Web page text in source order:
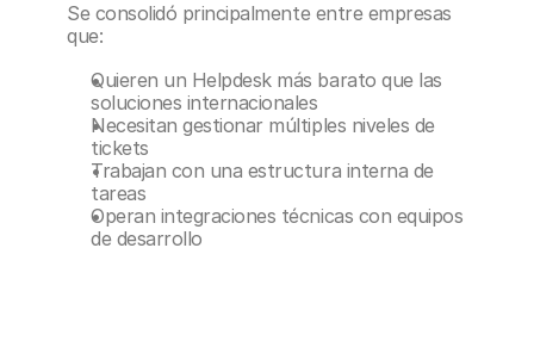
Se consolidó principalmente entre empresas
que:
Quieren un Helpdesk más barato que las
soluciones internacionales
Necesitan gestionar múltiples niveles de
tickets
Trabajan con una estructura interna de
tareas
Operan integraciones técnicas con equipos
de desarrollo